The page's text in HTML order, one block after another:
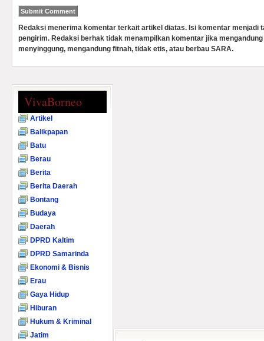
Redaksi menerima komentar terkait artikel diatas. Isi komentar menjadi
pengirim. Redaksi berhak tidak menampilkan komentar jika
menyinggung, mengandung fitnah, tidak etis, atau berbau SARA.
VivaBorneo
Artikel
Balikpapan
Batu
Berau
Berita
Berita Daerah
Bontang
Budaya
Daerah
DPRD Kaltim
DPRD Samarinda
Ekonomi & Bisnis
Erau
Gaya Hidup
Hiburan
Hukum & Kriminal
Jatim